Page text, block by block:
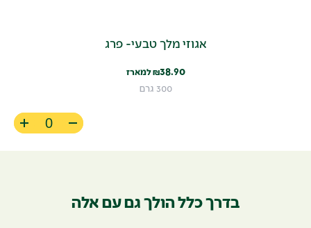
אגוזי מלך טבעי- פרג
₪38.90 למארז
300 גרם
בדרך כלל הולך גם עם אלה